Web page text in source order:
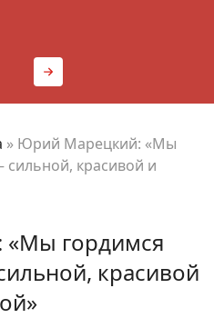
» Юрий Марецкий: «Мы
сильной, красивой и
гордимся
красивой